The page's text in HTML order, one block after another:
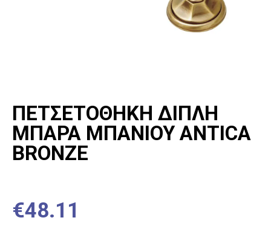
ΣΥΝΘΕΤΙΚΟΣ ΝΕΡΟΧΥΤΗΣ
ΜΕ ΔΥΟ ΓΟΥΡΝΕΣ